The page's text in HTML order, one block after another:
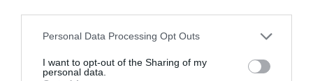
Please note that this website/app uses one or more Google
not limited to your visit or usage behaviour. You may click to
grant or deny consent to Google and its third-party tags to
Personal Data Processing Opt Outs
I want to opt-out of the Sharing of my
personal data.